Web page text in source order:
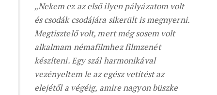
„Nekem ez az első ilyen pályázatom volt
és csodák csodájára sikerült is megnyerni.
Megtisztelő volt, mert még sosem volt
alkalmam némafilmhez filmzenét
készíteni. Egy szál harmonikával
vezényeltem le az egész vetítést az
elejétől a végéig, amire nagyon büszke